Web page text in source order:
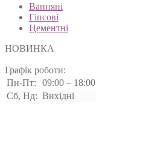
Вапняні
Гіпсові
Цементні
НОВИНКА
Графік роботи:
Пн-Пт:
09:00 – 18:00
Сб, Нд: Вихідні